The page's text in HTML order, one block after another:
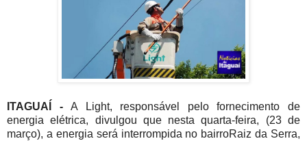
ITAGUAÍ -A Light, responsável pelo fornecimento de
energia elétrica, divulgou que nesta quarta-feira, (23 de
março), a energia será interrompida no bairroRaiz da Serra,